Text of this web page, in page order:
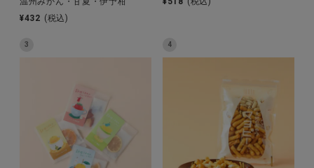
ブランド
ご利用ガイド
¥432 (税込)
3 4